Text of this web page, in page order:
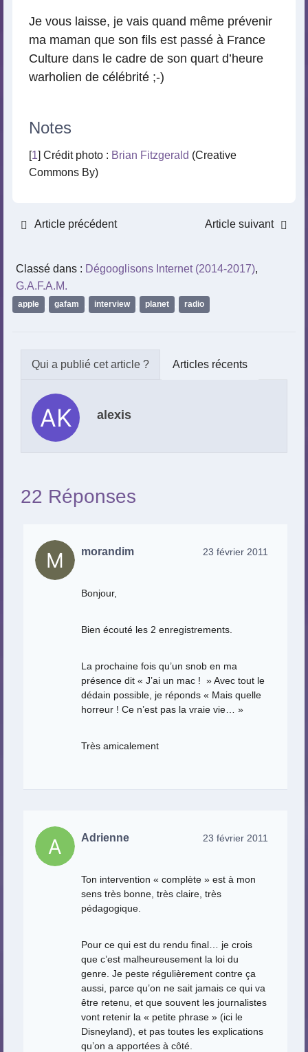
Je vous laisse, je vais quand même prévenir
ma maman que son fils est passé à France
Culture dans le cadre de son quart d’heure
warholien de célébrité ;-)
Notes
[1] Crédit photo : Brian Fitzgerald (Creative
Commons By)
Article précédent Article suivant
Classé dans : Dégooglisons Internet (2014-2017),
G.A.F.A.M.
apple gafam interview planet radio
Articles récents
alexis
22 Réponses
morandim 23 février 2011
Bonjour,
Bien écouté les 2 enregistrements.
La prochaine fois qu’un snob en ma
présence dit « J’ai un mac ! » Avec tout le
dédain possible, je réponds « Mais quelle
horreur ! Ce n’est pas la vraie vie… »
Très amicalement
Adrienne 23 février 2011
Ton intervention « complète » est à mon
sens très bonne, très claire, très
pédagogique.
Pour ce qui est du rendu final… je crois
que c’est malheureusement la loi du
genre. Je peste régulièrement contre ça
aussi, parce qu’on ne sait jamais ce qui va
être retenu, et que souvent les journalistes
vont retenir la « petite phrase » (ici le
Disneyland), et pas toutes les explications
qu’on a apportées à côté.